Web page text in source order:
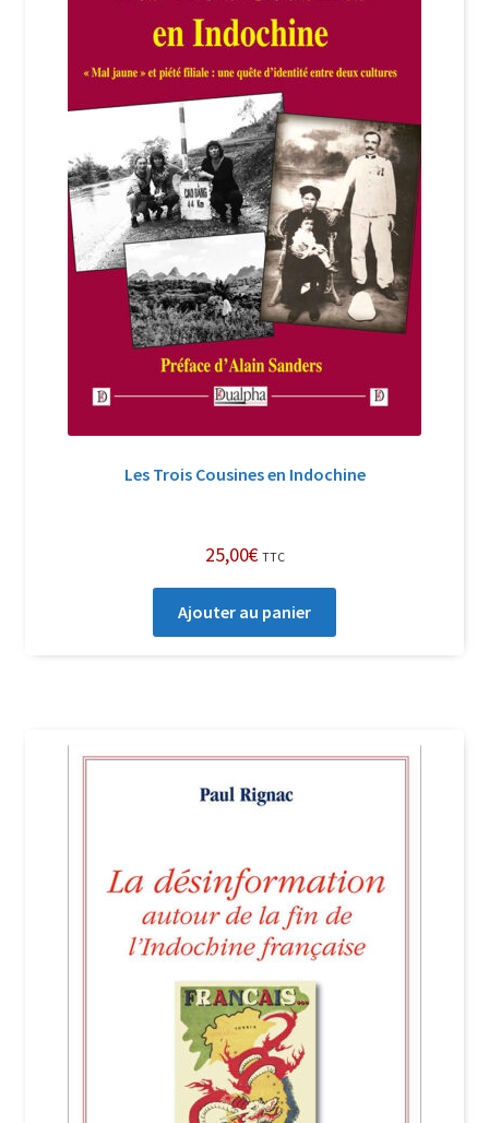
Login Customizer
Newsletter
Nous Contacter
Politique de confidentialité et cookies
Qui sommes-nous ?
Soutien à Philippe Randa
Suivi de la Commande
Les Trois Cousines en Indochine
25,00€ TTC
Ajouter au panier